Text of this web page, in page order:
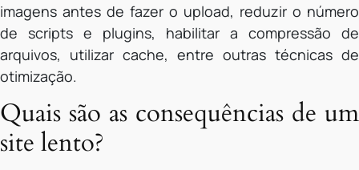
imagens antes de fazer o upload, reduzir o número
de scripts e plugins, habilitar a compressão de
arquivos, utilizar cache, entre outras técnicas de
otimização.
Quais são as consequências de um
site lento?